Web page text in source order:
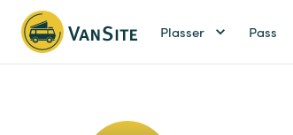
Plasser Pass